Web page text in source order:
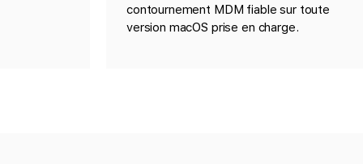
contournement MDM fiable sur toute
version macOS prise en charge.